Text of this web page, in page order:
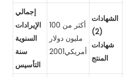
إجمالي
الإيرادات
السنوية
سنة
التأسيس
أكثر من 100
مليون دولار
أمريكي2001
الشهادات
(2)
شهادات
المنتج